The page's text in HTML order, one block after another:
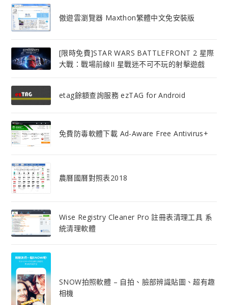
傲遊雲瀏覽器 Maxthon繁體中文免安裝版
[限時免費]STAR WARS BATTLEFRONT 2 星際
大戰：戰場前線II 星戰迷不可不玩的射擊遊戲
etag餘額查詢服務 ezTAG for Android
免費防毒軟體下載 Ad-Aware Free Antivirus+
農曆國曆對照表2018
Wise Registry Cleaner Pro 註冊表清理工具 系
統清理軟體
SNOW拍照軟體 – 自拍、臉部辨識貼圖、超有趣
相機